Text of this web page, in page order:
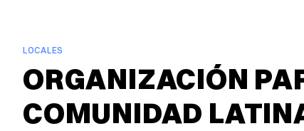
LOCALES
ORGANIZACIÓN
COMUNIDAD